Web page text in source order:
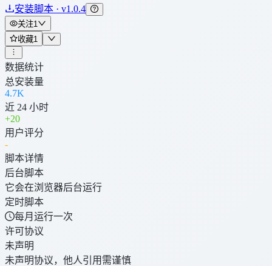
安装脚本 · v1.0.4
关注1
收藏1
数据统计
总安装量
4.7K
近 24 小时
+20
用户评分
-
脚本详情
后台脚本
它会在浏览器后台运行
定时脚本
每月运行一次
许可协议
未声明
未声明协议，他人引用需谨慎